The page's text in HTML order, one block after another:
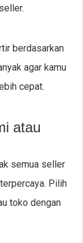
berdasarkan
agar kamu
cepat.
atau
semua seller
Pilih
toko dengan